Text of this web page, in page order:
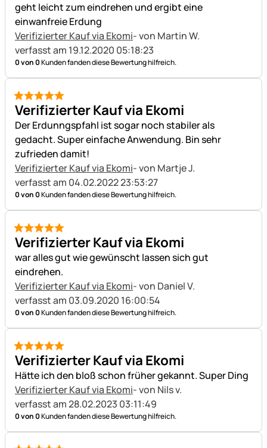
geht leicht zum eindrehen und ergibt eine
einwanfreie Erdung
Verifizierter Kauf via Ekomi- von Martin W.
verfasst am 19.12.2020 05:18:23
0 von 0Kunden fanden diese Bewertung hilfreich.
5 von 5
Verifizierter Kauf via Ekomi
Der Erdunngspfahl ist sogar noch stabiler als
gedacht. Super einfache Anwendung. Bin sehr
zufrieden damit!
Verifizierter Kauf via Ekomi- von Martje J.
verfasst am 04.02.2022 23:53:27
0 von 0Kunden fanden diese Bewertung hilfreich.
5 von 5
Verifizierter Kauf via Ekomi
war alles gut wie gewünscht lassen sich gut
eindrehen.
Verifizierter Kauf via Ekomi- von Daniel V.
verfasst am 03.09.2020 16:00:54
0 von 0Kunden fanden diese Bewertung hilfreich.
5 von 5
Verifizierter Kauf via Ekomi
Hätte ich den bloß schon früher gekannt. Super Ding
Verifizierter Kauf via Ekomi- von Nils v.
verfasst am 28.02.2023 03:11:49
0 von 0Kunden fanden diese Bewertung hilfreich.